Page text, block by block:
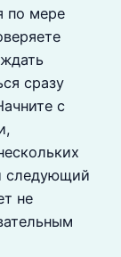
по мере
сразу
с
следующий
не